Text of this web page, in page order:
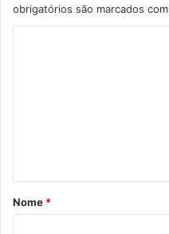
obrigatórios são marcados com
Nome *